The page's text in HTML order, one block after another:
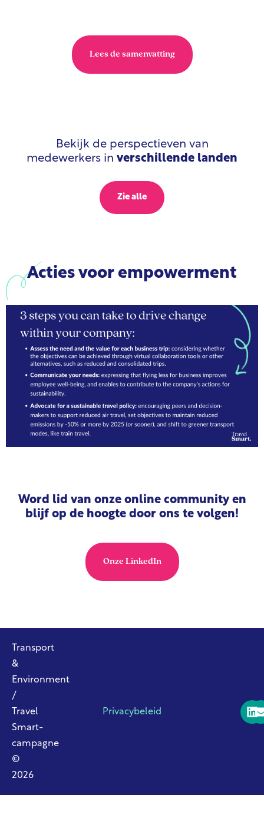
Lees de samenvatting
Bekijk de perspectieven van
medewerkers in verschillende landen
Zie alle
Acties voor empowerment
Word lid van onze online community en
blijf op de hoogte door ons te volgen!
Onze LinkedIn
Transport
&
Environment
/
Travel
Smart-
campagne
©
2026
Privacybeleid